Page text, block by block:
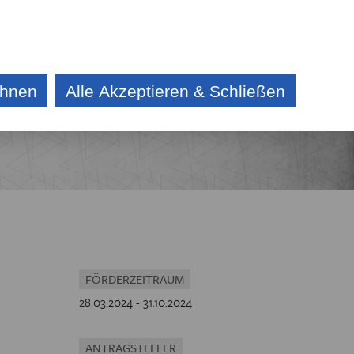
AKTUELLES AUSSCHREIBUNG
FÖRDERZEITRAUM
28.03.2024 - 31.10.2024
ANTRAGSTELLER
Alle Akzeptieren & Schließen